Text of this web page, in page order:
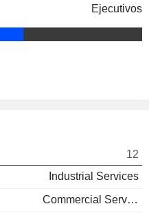
Ejecutivos
12
Industrial Services
Commercial Services